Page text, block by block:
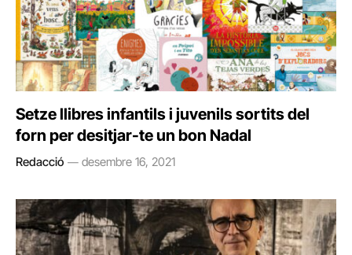
Setze llibres infantils i juvenils sortits del
forn per desitjar-te un bon Nadal
Redacció desembre 16, 2021